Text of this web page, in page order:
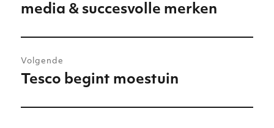
bericht:
media & succesvolle merken
Volgende
Volgend
Tesco begint moestuin